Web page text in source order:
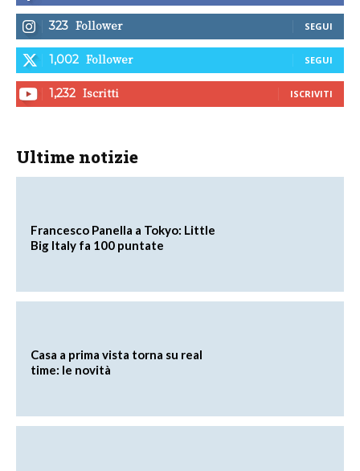
323 Follower SEGUI
1,002 Follower SEGUI
1,232 Iscritti ISCRIVITI
Ultime notizie
Francesco Panella a Tokyo: Little
Big Italy fa 100 puntate
Casa a prima vista torna su real
time: le novità